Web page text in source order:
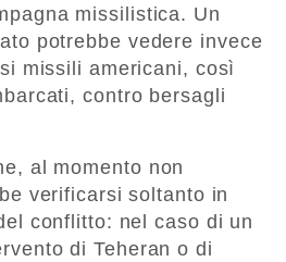
missilistica. Un
potrebbe vedere invece
missili americani, così
contro bersagli
al momento non
verificarsi soltanto in
conflitto: nel caso di un
di Teheran o di